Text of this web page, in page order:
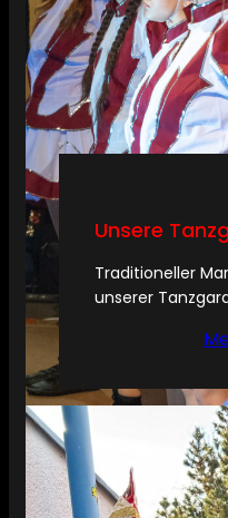
Unsere
Traditioneller
unserer